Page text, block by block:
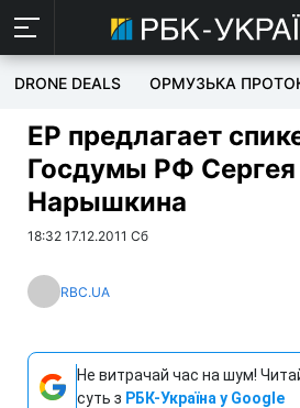
DRONE DEALS ОРМУЗЬКА
ЕР предлагает
Госдумы РФ Сергея
Нарышкина
18:32 17.12.2011 Сб
RBC.UA
Не витрачай час на шум!
суть з РБК-Україна у Google